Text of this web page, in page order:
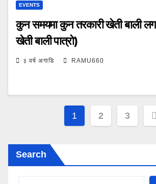
EVENTS
कुन समयमा कुन तरकारी खेती बाली
खेती बाली पात्रो)
३ वर्ष अगाडि RAMU660
Posts
1 2 3
Search